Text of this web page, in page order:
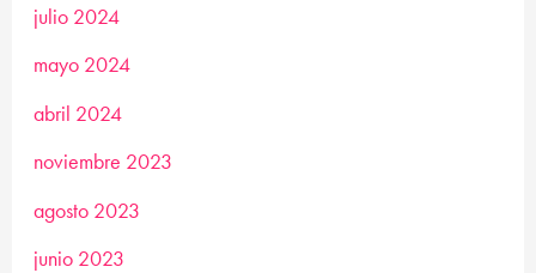
julio 2024
mayo 2024
abril 2024
noviembre 2023
agosto 2023
junio 2023